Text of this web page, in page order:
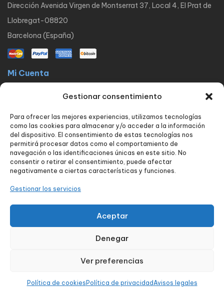
Gestionar consentimiento
Para ofrecer las mejores experiencias, utilizamos tecnologías
como las cookies para almacenar y/o acceder a la información
del dispositivo. El consentimiento de estas tecnologías nos
permitirá procesar datos como el comportamiento de
navegación o las identificaciones únicas en este sitio. No
consentir o retirar el consentimiento, puede afectar
negativamente a ciertas características y funciones.
Gestionar los servicios
Aceptar
Denegar
Ver preferencias
Política de cookies Política de privacidadAvisos legales
Dirección Avenida Virgen de Montserrat 37, Local 4, El Prat de
Llobregat-08820
Barcelona (España)
Mi Cuenta
Políticas
FAQ Avisos legales
Política de privacidad
Política de envío y devoluciones
Política de cookies
Nuestros servicios
INICIO BUSCAR CARRO MI CUENTA